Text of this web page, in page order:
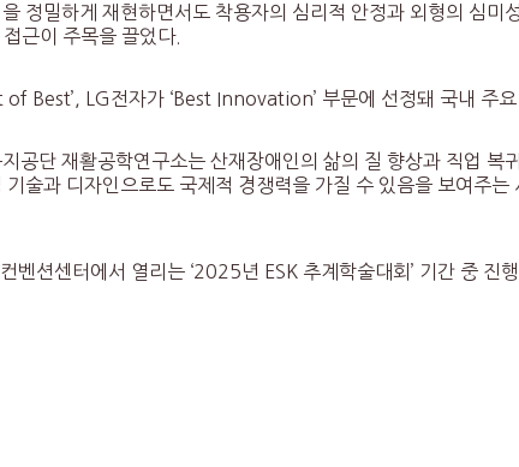
정밀하게 재현하면서도 착용자의 심리적 안정과 외형의 심
근이 주목을 끌었다.
Best’, LG전자가 ‘Best Innovation’ 부문에 선정돼 국내 주
공단 재활공학연구소는 산재장애인의 삶의 질 향상과 직업 복
술과 디자인으로도 국제적 경쟁력을 가질 수 있음을 보여주는
션센터에서 열리는 ‘2025년 ESK 추계학술대회’ 기간 중 진